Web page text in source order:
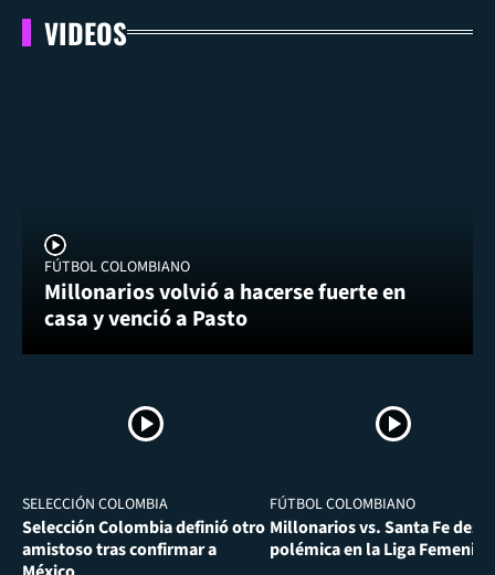
VIDEOS
FÚTBOL COLOMBIANO
Millonarios volvió a hacerse fuerte en
casa y venció a Pasto
SELECCIÓN COLOMBIA
Selección Colombia definió otro
amistoso tras confirmar a
FÚTBOL COLOMBIANO
Millonarios vs. Santa Fe
polémica en la Liga Femenina